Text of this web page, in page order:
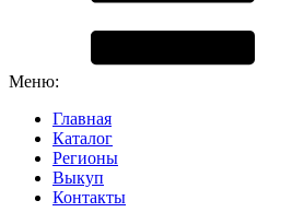
Меню:
Главная
Каталог
Регионы
Выкуп
Контакты